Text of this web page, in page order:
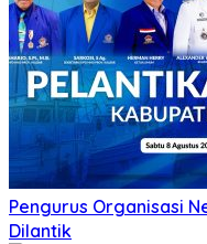
Pengurus Organisasi
Dilantik